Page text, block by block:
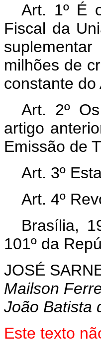
Art. 1º É
Fiscal da
milhões de
constante
Art. 2º
artigo
Emissão de
Art. 3º
Art. 4º
Brasília,
101º da
JOSÉ
Mailson
João Batista
Este texto